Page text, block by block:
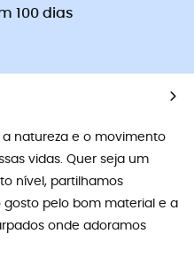
100 dias
natureza e o movimento
vidas. Quer seja um
nível, partilhamos
gosto pelo bom material e a
onde adoramos